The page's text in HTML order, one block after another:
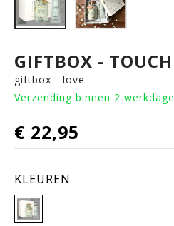
GIFTBOX -
giftbox - love
Verzending binnen 2
€ 22,95
KLEUREN